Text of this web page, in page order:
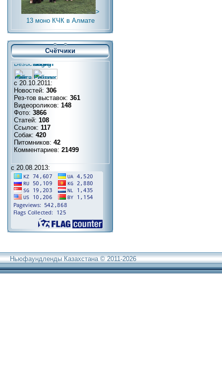
>
13 моно КЧК в Алмате
Счётчики
с 20.10.2011:
Новостей: 306
Рез-тов выставок: 361
Видеороликов: 148
Фото: 3866
Статей: 108
Ссылок: 117
Собак: 420
Питомников: 42
Комментариев: 21499
с 20.08.2013:
Ньюфаундленды Казахстана © 2011-2026